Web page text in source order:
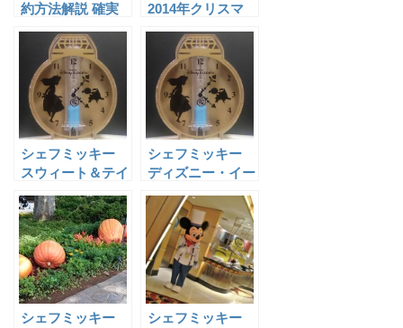
約方法解説 確実
るには？
2014年クリスマ
ューと料金
[2014/11/1～
12/19]
シェフミッキー
スウィート＆テイ
メニューと料金
[2014/12/26～
2015/3/31]
シェフミッキー
ディズニー・イー
と食事料金
[2015/04/02～
2015/06/23]
シェフミッキー
シェフミッキー